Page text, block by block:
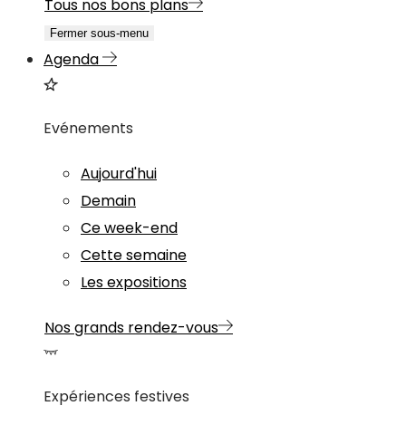
Tous nos bons plans
Fermer sous-menu
Agenda
Evénements
Aujourd'hui
Demain
Ce week-end
Cette semaine
Les expositions
Nos grands rendez-vous
Expériences festives